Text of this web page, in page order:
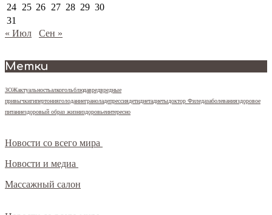
24 25 26 27 28 29 30
31
« Июл
Сен »
Метки
ЗОЖактуальностьалкогольблюдавредвредные
привычкигипертонияголоданиеграноладепрессиядетидиетадиетыдоктор Филедазаболеванияздоровое
питаниездоровый образ жизниздоровьеинтересно
Новости со всего мира
Новости и медиа
Массажный салон